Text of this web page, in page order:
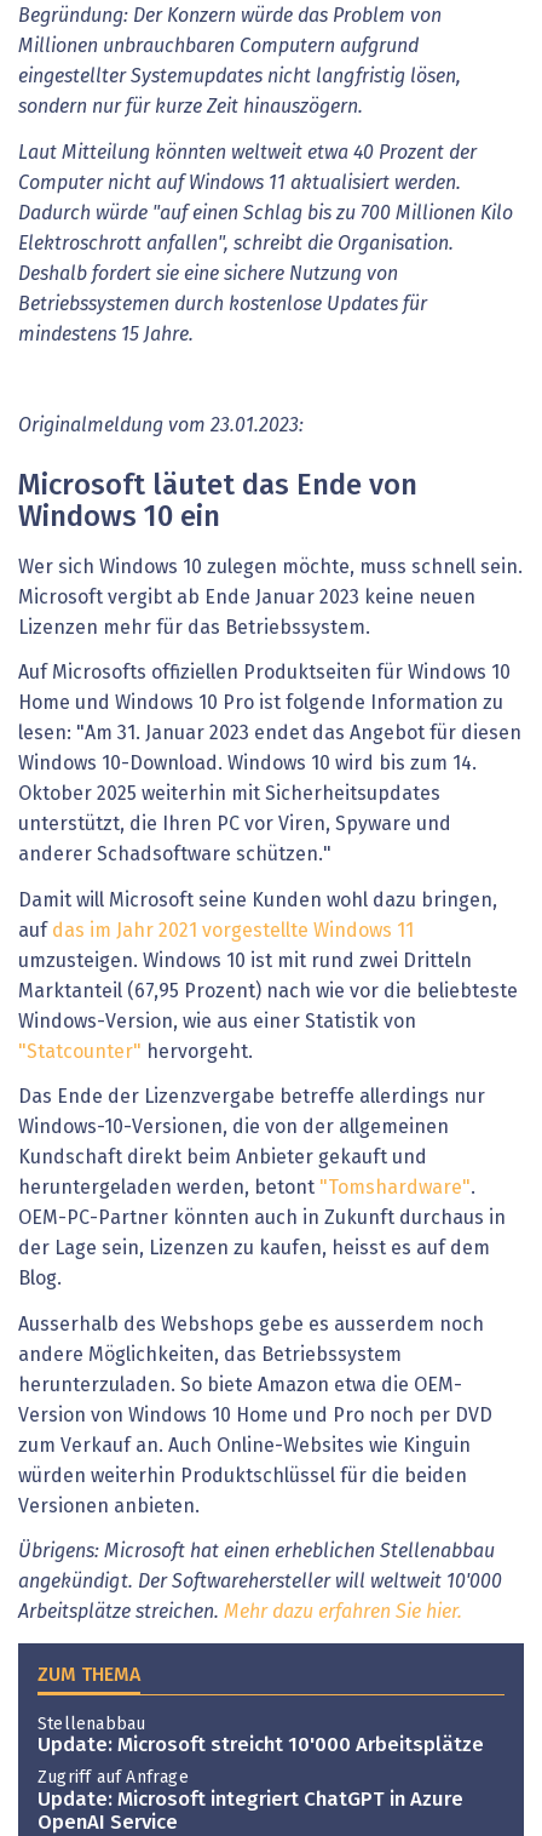
Begründung: Der Konzern würde das Problem von
Millionen unbrauchbaren Computern aufgrund
eingestellter Systemupdates nicht langfristig lösen,
sondern nur für kurze Zeit hinauszögern.
Laut Mitteilung könnten weltweit etwa 40 Prozent der
Computer nicht auf Windows 11 aktualisiert werden.
Dadurch würde "auf einen Schlag bis zu 700 Millionen Kilo
Elektroschrott anfallen", schreibt die Organisation.
Deshalb fordert sie eine sichere Nutzung von
Betriebssystemen durch kostenlose Updates für
mindestens 15 Jahre.
Originalmeldung vom 23.01.2023:
Microsoft läutet das Ende von
Windows 10 ein
Wer sich Windows 10 zulegen möchte, muss schnell sein.
Microsoft vergibt ab Ende Januar 2023 keine neuen
Lizenzen mehr für das Betriebssystem.
Auf Microsofts offiziellen Produktseiten für Windows 10
Home und Windows 10 Pro ist folgende Information zu
lesen: "Am 31. Januar 2023 endet das Angebot für diesen
Windows 10-Download. Windows 10 wird bis zum 14.
Oktober 2025 weiterhin mit Sicherheitsupdates
unterstützt, die Ihren PC vor Viren, Spyware und
anderer Schadsoftware schützen."
Damit will Microsoft seine Kunden wohl dazu bringen,
auf das im Jahr 2021 vorgestellte Windows 11
umzusteigen. Windows 10 ist mit rund zwei Dritteln
Marktanteil (67,95 Prozent) nach wie vor die beliebteste
Windows-Version, wie aus einer Statistik von
"Statcounter" hervorgeht.
Das Ende der Lizenzvergabe betreffe allerdings nur
Windows-10-Versionen, die von der allgemeinen
Kundschaft direkt beim Anbieter gekauft und
heruntergeladen werden, betont "Tomshardware".
OEM-PC-Partner könnten auch in Zukunft durchaus in
der Lage sein, Lizenzen zu kaufen, heisst es auf dem
Blog.
Ausserhalb des Webshops gebe es ausserdem noch
andere Möglichkeiten, das Betriebssystem
herunterzuladen. So biete Amazon etwa die OEM-
Version von Windows 10 Home und Pro noch per DVD
zum Verkauf an. Auch Online-Websites wie Kinguin
würden weiterhin Produktschlüssel für die beiden
Versionen anbieten.
Übrigens: Microsoft hat einen erheblichen Stellenabbau
angekündigt. Der Softwarehersteller will weltweit 10'000
Arbeitsplätze streichen. Mehr dazu erfahren Sie hier.
ZUM THEMA
Stellenabbau
Update: Microsoft streicht 10'000 Arbeitsplätze
Zugriff auf Anfrage
Update: Microsoft integriert ChatGPT in Azure
OpenAI Service